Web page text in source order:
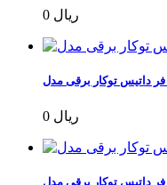
0 ریال
0 ریال